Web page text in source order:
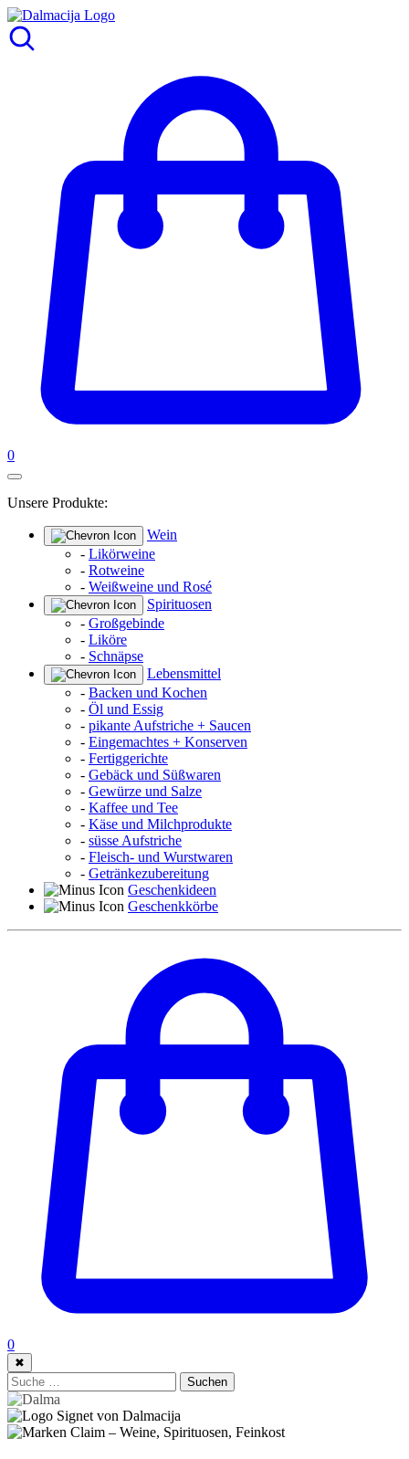
0
Unsere Produkte:
Wein
- Likörweine
- Rotweine
- Weißweine und Rosé
Spirituosen
- Großgebinde
- Liköre
- Schnäpse
Lebensmittel
- Backen und Kochen
- Öl und Essig
- pikante Aufstriche + Saucen
- Eingemachtes + Konserven
- Fertiggerichte
- Gebäck und Süßwaren
- Gewürze und Salze
- Kaffee und Tee
- Käse und Milchprodukte
- süsse Aufstriche
- Fleisch- und Wurstwaren
- Getränkezubereitung
Geschenkideen
Geschenkkörbe
0
✖
Suche: Suchen